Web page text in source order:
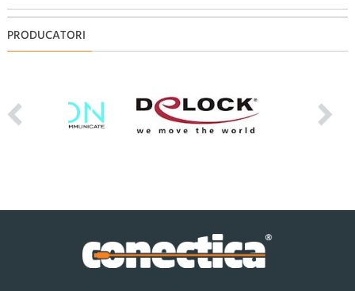
PRODUCATORI